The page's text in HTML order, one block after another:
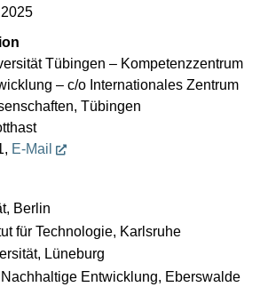
Tübingen – Kompetenzzentrum
– c/o Internationales Zentrum
Tübingen
E-Mail
Berlin
für Technologie, Karlsruhe
Lüneburg
Entwicklung, Eberswalde